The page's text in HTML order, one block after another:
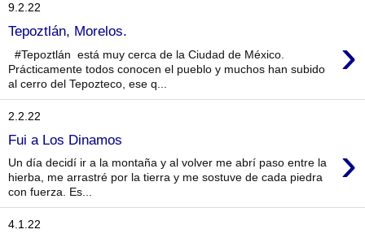
9.2.22
Tepoztlán, Morelos. ›
#Tepoztlán está muy cerca de la Ciudad de México.
Prácticamente todos conocen el pueblo y muchos han subido
al cerro del Tepozteco, ese q...
2.2.22
Fui a Los Dinamos ›
Un día decidí ir a la montaña y al volver me abrí paso entre la
hierba, me arrastré por la tierra y me sostuve de cada piedra
con fuerza. Es...
4.1.22